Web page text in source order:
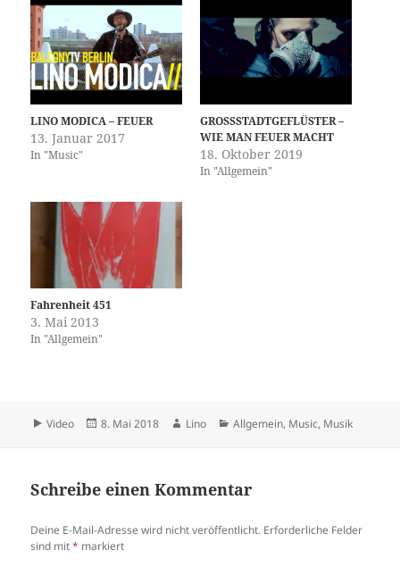
LINO MODICA – FEUER
13. Januar 2017
In "Music"
GROSSSTADTGEFLÜSTER –
WIE MAN FEUER MACHT
18. Oktober 2019
In "Allgemein"
Fahrenheit 451
3. Mai 2013
In "Allgemein"
Format
Video
Veröffentlicht
8. Mai 2018 Autor
Lino Kategorien
Allgemein, Music, Musik
Schreibe einen Kommentar
Deine E-Mail-Adresse wird nicht veröffentlicht. Erforderliche Felder
sind mit* markiert